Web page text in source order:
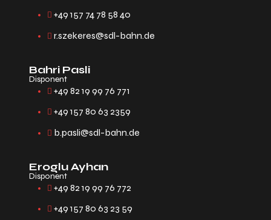
+49 157 74 78 58 40
r.szekeres@sdl-bahn.de
Bahri Pasli
Disponent
+49 82 19 99 76 771
+49 157 80 63 2359
b.pasli@sdl-bahn.de
Eroglu Ayhan
Disponent
+49 82 19 99 76 772
+49 157 80 63 23 59